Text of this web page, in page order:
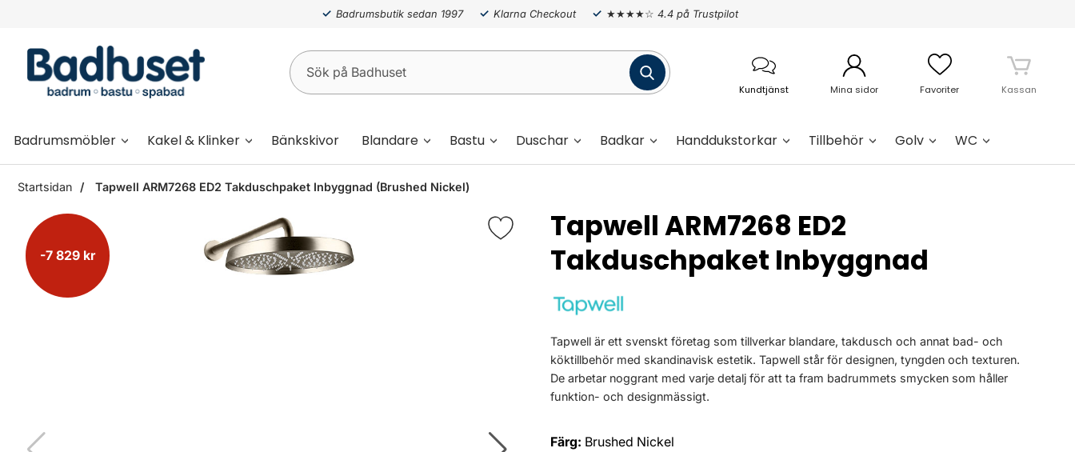
Badrumsbutik sedan 1997 Klarna Checkout ★★★★☆ 4.4 på Trustpilot
Kundtjänst Mina sidor Favoriter Kassan
Badrumsmöbler Kakel & Klinker Bänkskivor Blandare Bastu Duschar Badkar Handdukstorkar Tillbehör Golv WC
Startsidan Tapwell ARM7268 ED2 Takduschpaket Inbyggnad (Brushed Nickel)
-7 829 kr
Tapwell ARM7268 ED2
Takduschpaket Inbyggnad
Tapwell är ett svenskt företag som tillverkar blandare, takdusch och annat bad- och
köktillbehör med skandinavisk estetik. Tapwell står för designen, tyngden och texturen.
De arbetar noggrant med varje detalj för att ta fram badrummets smycken som håller
funktion- och designmässigt.
Färg: Brushed Nickel